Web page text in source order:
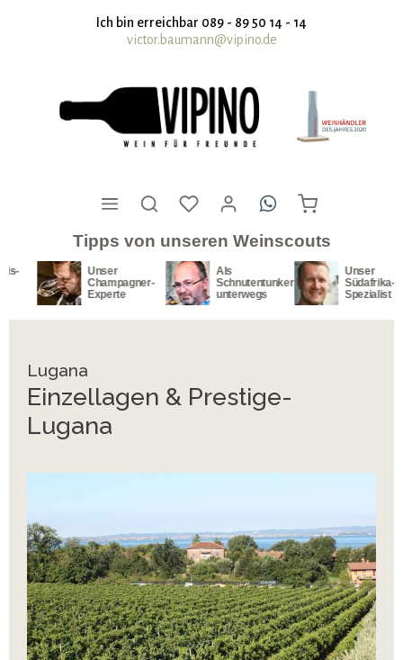
springenIch bin erreichbar 089 - 89 50 14 - 14
victor.baumann@vipino.de
Tipps von unseren Weinscouts
Unser
Champagner-
Experte
Als
Schnutentunker
unterwegs
Unser
Südafrika-
Spezialist
Lugana
Einzellagen & Prestige-
Lugana